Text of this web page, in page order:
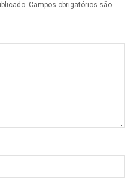
Campos obrigatórios são